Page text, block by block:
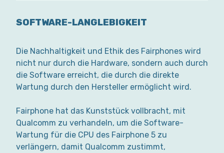
SOFTWARE-LANGLEBIGKEIT
Die Nachhaltigkeit und Ethik des Fairphones wird
nicht nur durch die Hardware, sondern auch durch
die Software erreicht, die durch die direkte
Wartung durch den Hersteller ermöglicht wird.
Fairphone hat das Kunststück vollbracht, mit
Qualcomm zu verhandeln, um die Software-
Wartung für die CPU des Fairphone 5 zu
verlängern, damit Qualcomm zustimmt,